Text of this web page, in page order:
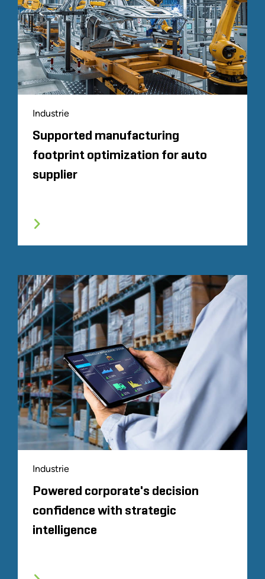
Industrie
Supported manufacturing
footprint optimization for auto
supplier
Industrie
Powered corporate's decision
confidence with strategic
intelligence